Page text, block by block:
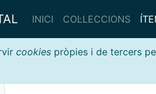
INICI COL·LECCIONS
cookies pròpies i de tercers